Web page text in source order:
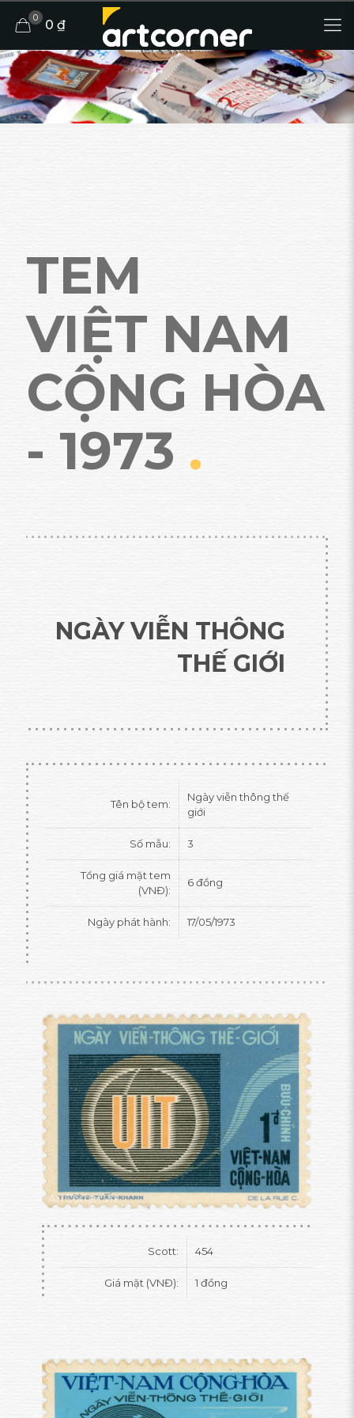
0 0 ₫
TEM
VIỆT NAM
CỘNG HÒA
- 1973 .
NGÀY VIỄN THÔNG
THẾ GIỚI
Tên bộ tem:
Ngày viễn thông thế
giới
Số mẫu: 3
Tổng giá mặt tem
(VNĐ):
6 đồng
Ngày phát hành: 17/05/1973
Scott: 454
Giá mặt (VNĐ): 1 đồng